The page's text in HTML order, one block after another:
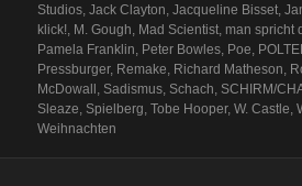
Studios,Jack Clayton,Jacqueline Bisset,
klick!, M. Gough, Mad Scientist, man spricht
Pamela Franklin, Peter Bowles, Poe,
Pressburger, Remake, Richard Matheson,
McDowall , Sadismus, Schach, SCHIRM/
Sleaze, Spielberg,Tobe Hooper,W. Castle,
Weihnachten